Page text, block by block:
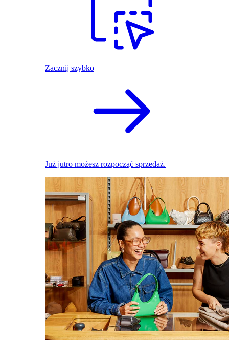
Zacznij szybko
Już jutro możesz rozpocząć sprzedaż.